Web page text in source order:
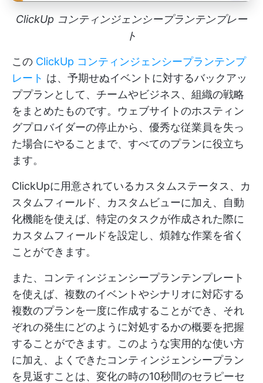
ClickUp コンティンジェンシープランテンプレー
ト
この ClickUp コンティンジェンシープランテンプ
レート は、予期せぬイベントに対するバックアッ
ププランとして、チームやビジネス、組織の戦略
をまとめたものです。ウェブサイトのホスティン
グプロバイダーの停止から、優秀な従業員を失っ
た場合にやることまで、すべてのプランに役立ち
ます。
ClickUpに用意されているカスタムステータス、カ
スタムフィールド、カスタムビューに加え、自動
化機能を使えば、特定のタスクが作成された際に
カスタムフィールドを設定し、煩雑な作業を省く
ことができます。
また、コンティンジェンシープランテンプレート
を使えば、複数のイベントやシナリオに対応する
複数のプランを一度に作成することができ、それ
ぞれの発生にどのように対処するかの概要を把握
することができます。このような実用的な使い方
に加え、よくできたコンティンジェンシープラン
を見返すことは、変化の時の10秒間のセラピーセ